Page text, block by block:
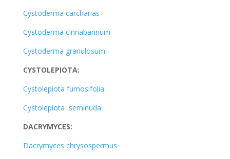
Cystoderma carcharias
Cystoderma cinnabarinum
Cystoderma granulosum
CYSTOLEPIOTA:
Cystolepiota fumosifolia
Cystolepiota seminuda
DACRYMYCES:
Dacrymyces chrysospermus